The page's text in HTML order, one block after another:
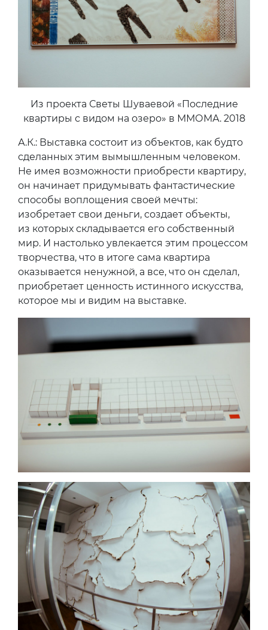
Из проекта Светы Шуваевой «Последние
квартиры с видом на озеро» в ММОМА. 2018
А.К.: Выставка состоит из объектов, как будто
сделанных этим вымышленным человеком.
Не имея возможности приобрести квартиру,
он начинает придумывать фантастические
способы воплощения своей мечты:
изобретает свои деньги, создает объекты,
из которых складывается его собственный
мир. И настолько увлекается этим процессом
творчества, что в итоге сама квартира
оказывается ненужной, а все, что он сделал,
приобретает ценность истинного искусства,
которое мы и видим на выставке.